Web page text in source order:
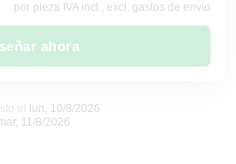
por pieza IVA incl., excl. gastos de envío
ahora
lun, 10/8/2026
11/8/2026